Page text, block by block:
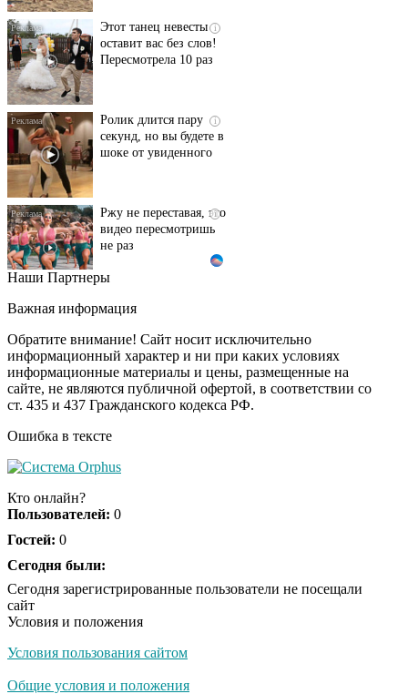
оставит вас без слов!
Пересмотрела 10 раз
секунд, но вы будете в
шоке от увиденного
видео пересмотришь
не раз
Ролик из Омска: вы
i
Королева вагона
отожгла! Видео не
оставит равнодушным
Наши Партнеры
Важная информация
Обратите внимание! Сайт носит исключительно
информационный характер и ни при каких условиях
информационные материалы и цены, размещенные на
сайте, не являются публичной офертой, в соответствии со
ст. 435 и 437 Гражданского кодекса РФ.
Ошибка в тексте
Кто онлайн?
Пользователей: 0
Гостей: 0
Сегодня были:
Сегодня зарегистрированные пользователи не посещали
сайт
Условия и положения
Условия пользования сайтом
Общие условия и положения